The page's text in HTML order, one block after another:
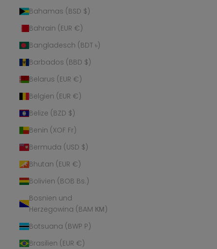
Bahamas (BSD $)
Bahrain (EUR €)
Bangladesch (BDT ৳)
Barbados (BBD $)
Belarus (EUR €)
Belgien (EUR €)
Belize (BZD $)
Benin (XOF Fr)
Bermuda (USD $)
Bhutan (EUR €)
Bolivien (BOB Bs.)
Bosnien und
Herzegowina (BAM КМ)
Botsuana (BWP P)
Brasilien (EUR €)